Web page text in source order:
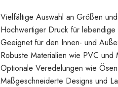
Vielfältige Auswahl an Größen
Hochwertiger Druck für
Geeignet für den Innen- und
Robuste Materialien wie PVC und
Optionale Veredelungen wie
Maßgeschneiderte Designs und